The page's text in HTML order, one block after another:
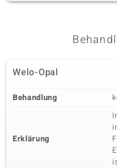
Welo-Opal
Behandlung
Erklärung